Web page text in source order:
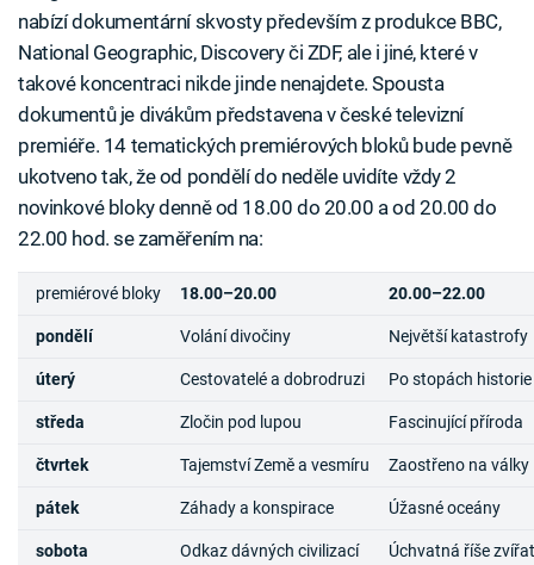
nabízí dokumentární skvosty především z produkce BBC,
National Geographic, Discovery či ZDF, ale i jiné, které v
takové koncentraci nikde jinde nenajdete. Spousta
dokumentů je divákům představena v české televizní
premiéře. 14 tematických premiérových bloků bude pevně
ukotveno tak, že od pondělí do neděle uvidíte vždy 2
novinkové bloky denně od 18.00 do 20.00 a od 20.00 do
22.00 hod. se zaměřením na:
premiérové bloky 18.00–20.00 20.00–22.00
pondělí Volání divočiny Největší katastrofy
úterý Cestovatelé a dobrodruzi Po stopách historie
středa Zločin pod lupou Fascinující příroda
čtvrtek Tajemství Země a vesmíru Zaostřeno na války
pátek Záhady a konspirace Úžasné oceány
sobota Odkaz dávných civilizací Úchvatná říše zvířat